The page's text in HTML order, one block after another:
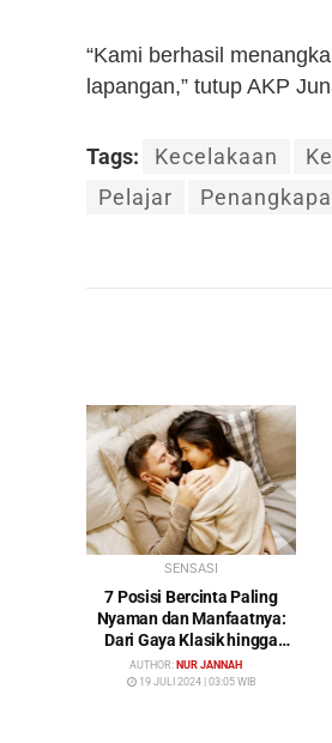
“Kami berhasil
lapangan,” tutup AKP
Tags: Kecelakaan
Pelajar
SENSASI
7 Posisi Bercinta Paling
Nyaman dan Manfaatnya:
Dari Gaya Klasik hingga
Gunting
AUTHOR: NUR JANNAH
19 JULI 2024 | 03:05 WIB